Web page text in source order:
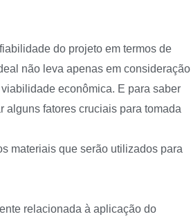
do projeto em termos de
não leva apenas em consideração
econômica. E para saber
alguns fatores cruciais para tomada
materiais que serão utilizados para
relacionada à aplicação do